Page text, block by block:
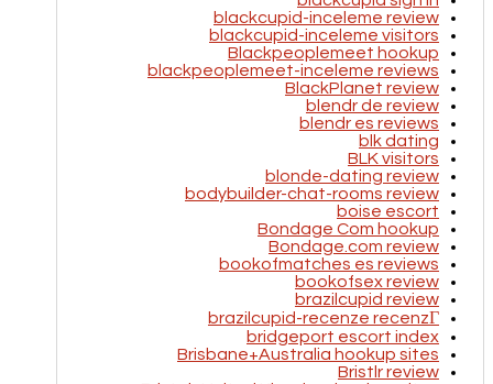
blackcupid-inceleme review
blackcupid-inceleme visitors
Blackpeoplemeet hookup
blackpeoplemeet-inceleme reviews
BlackPlanet review
blendr de review
blendr es reviews
blk dating
BLK visitors
blonde-dating review
bodybuilder-chat-rooms review
boise escort
Bondage Com hookup
Bondage.com review
bookofmatches es reviews
bookofsex review
brazilcupid review
brazilcupid-recenze recenzГ­
bridgeport escort index
Brisbane+Australia hookup sites
Bristlr review